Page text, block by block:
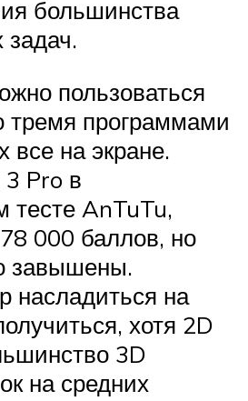
большинства
задач.
пользоваться
тремя программами
все на экране.
Pro в
тесте AnTuTu,
000 баллов, но
завышены.
насладиться на
хотя 2D
3D
на средних